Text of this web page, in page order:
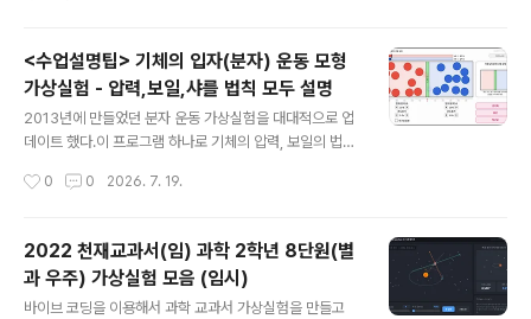
다. )아래는 7단원 교과서 pdf 파일이다. 저화질로 압축해
놓은 파일이다. 원본 파일은 천재교과서 사이트에 가서 다
운 받을 수 있다.아래 링크로 들어가면 전자교과서를 바로
볼 수 있습니다. https://cdata2.tsherpa.co.kr/eboo
k/tsherpa/22/22ebook_M/EB2022GC2NN_02_8
nURL=..%2F..%2Fresou..
<수업설명팁> 기체의 입자(분자) 운동 모형
가상실험 - 압력,보일,샤를 법칙 모두 설명
2013년에 만들었던 분자 운동 가상실험을 대대적으로 업
데이트 했다.이 프로그램 하나로 기체의 압력, 보일의 법칙,
수 있다. 아래 링크에서 실행하면 된다. https://sciencej
motion2.html1. 수업시간에 활용방법 공기를 넣은 풍선
을 보여주면서 질문한다. 이 풍선은 왜 더 이상 부풀어 오르
지 않는 것일까? 이 풍선을 더 부풀어 오르게 하려면 어떻
게 해야 할까?풍선 안쪽과 바깥쪽의 충돌횟수가 같아질때
0 0 2026. 7. 19.
2022 천재교과서(임) 과학 2학년 8단원(별
과 우주) 가상실험 모음 (임시)
바이브 코딩을 이용해서 과학 교과서 가상실험을 만들고